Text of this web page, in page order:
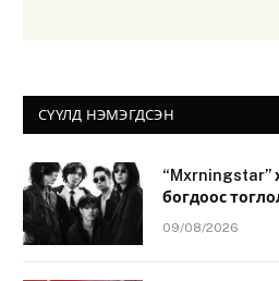
СҮҮЛД НЭМЭГДСЭН
“Mxrningstar”
богдоос
09/08/2026